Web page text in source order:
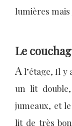
lumières mais
Le
A l’étage, Il y
un lit
jumeaux, et
lit de très